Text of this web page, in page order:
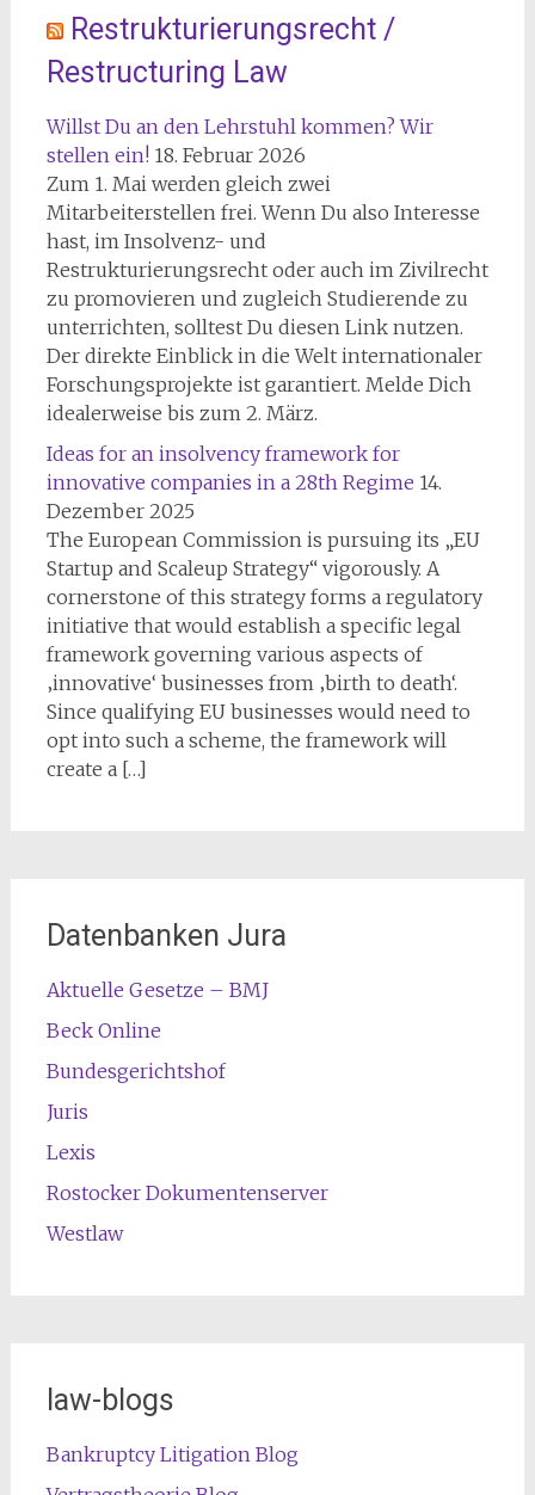
Restrukturierungsrecht /
Restructuring Law
Willst Du an den Lehrstuhl kommen? Wir
stellen ein! 18. Februar 2026
Zum 1. Mai werden gleich zwei
Mitarbeiterstellen frei. Wenn Du also Interesse
hast, im Insolvenz- und
Restrukturierungsrecht oder auch im Zivilrecht
zu promovieren und zugleich Studierende zu
unterrichten, solltest Du diesen Link nutzen.
Der direkte Einblick in die Welt internationaler
Forschungsprojekte ist garantiert. Melde Dich
idealerweise bis zum 2. März.
Ideas for an insolvency framework for
innovative companies in a 28th Regime 14.
Dezember 2025
The European Commission is pursuing its „EU
Startup and Scaleup Strategy“ vigorously. A
cornerstone of this strategy forms a regulatory
initiative that would establish a specific legal
framework governing various aspects of
‚innovative‘ businesses from ‚birth to death‘.
Since qualifying EU businesses would need to
opt into such a scheme, the framework will
create a […]
Datenbanken Jura
Aktuelle Gesetze – BMJ
Beck Online
Bundesgerichtshof
Juris
Lexis
Rostocker Dokumentenserver
Westlaw
law-blogs
Bankruptcy Litigation Blog